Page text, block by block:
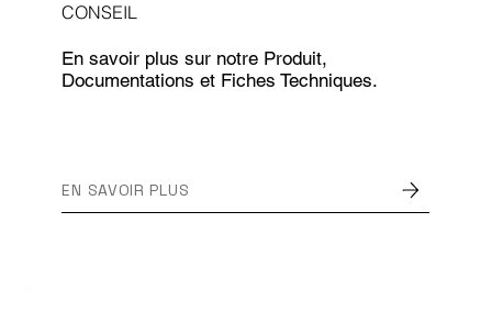
CONSEIL
En savoir plus sur notre Produit,
Documentations et Fiches Techniques.
EN SAVOIR PLUS